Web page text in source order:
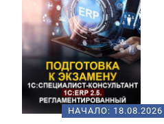
НАЧАЛО: 18.08.2026